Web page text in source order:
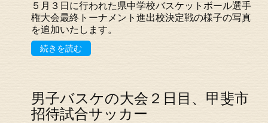
５月３日に行われた県中学校バスケットボール選手
権大会最終トーナメント進出校決定戦の様子の写真
を追加いたします。
続きを読む
男子バスケの大会２日目、甲斐市
招待試合サッカー